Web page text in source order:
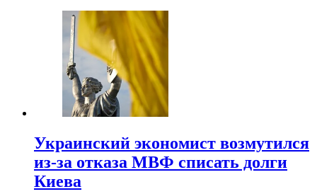
Украинский экономист возмутился
из-за отказа МВФ списать долги
Киева